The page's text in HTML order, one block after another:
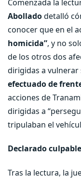
Comenzada la
Abolladodetalló
conocer que en el
homicida”, y no
de los otros dos
dirigidas a vulnerar
efectuado de
acciones de
dirigidas a
tripulaban el
Declarado culpable
Tras la lectura, la